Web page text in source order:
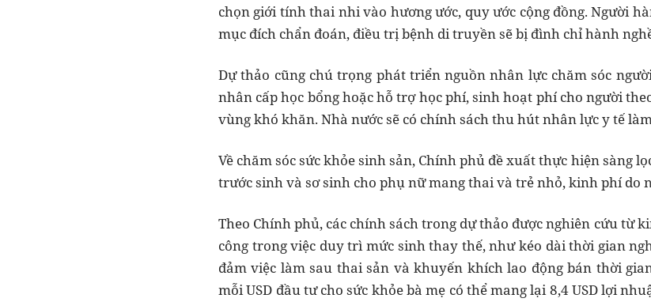
chọn giới tính thai nhi vào hương ước, quy ước cộng đồng. Người
mục đích chẩn đoán, điều trị bệnh di truyền sẽ bị đình chỉ hành
Dự thảo cũng chú trọng phát triển nguồn nhân lực chăm sóc
nhân cấp học bổng hoặc hỗ trợ học phí, sinh hoạt phí cho người
vùng khó khăn. Nhà nước sẽ có chính sách thu hút nhân lực y tế
Về chăm sóc sức khỏe sinh sản, Chính phủ đề xuất thực hiện sàng
trước sinh và sơ sinh cho phụ nữ mang thai và trẻ nhỏ, kinh phí do
Theo Chính phủ, các chính sách trong dự thảo được nghiên cứu từ
công trong việc duy trì mức sinh thay thế, như kéo dài thời gian
đảm việc làm sau thai sản và khuyến khích lao động bán thời
mỗi USD đầu tư cho sức khỏe bà mẹ có thể mang lại 8,4 USD lợi